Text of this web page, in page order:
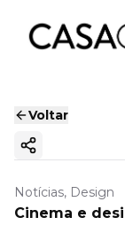
Voltar
Copiar link
Notícias, Design
Cinema e